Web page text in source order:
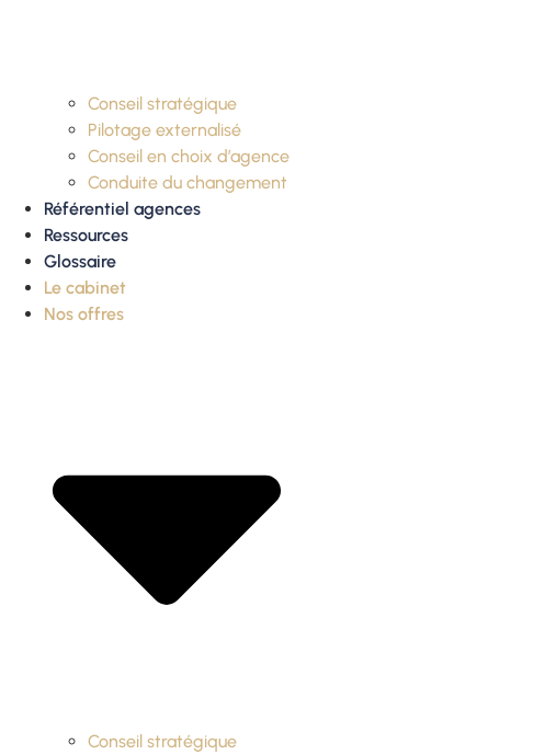
Conseil stratégique
Pilotage externalisé
Conseil en choix d’agence
Conduite du changement
Référentiel agences
Ressources
Glossaire
Le cabinet
Nos offres
Conseil stratégique